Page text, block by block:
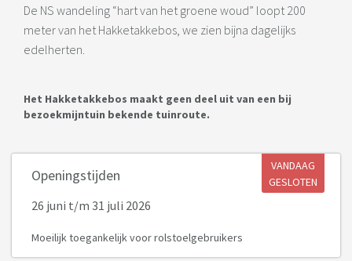
De NS wandeling “hart van het groene woud” loopt 200
meter van het Hakketakkebos, we zien bijna dagelijks
edelherten.
Het Hakketakkebos maakt geen deel uit van een bij
bezoekmijntuin bekende tuinroute.
Openingstijden
VANDAAG
GESLOTEN
26 juni t/m 31 juli 2026
Moeilijk toegankelijk voor rolstoelgebruikers